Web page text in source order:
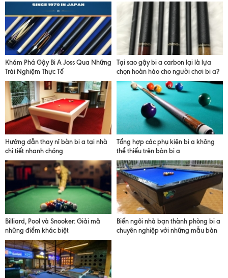
Khám Phá Gậy Bi A Joss Qua Những
Trải Nghiệm Thực Tế
Tại sao gậy bi a carbon lại là lựa
chọn hoàn hảo cho người chơi bi a?
Hướng dẫn thay nỉ bàn bi a tại nhà
chi tiết nhanh chóng
Tổng hợp các phụ kiện bi a không
thể thiếu trên bàn bi a
Billiard, Pool và Snooker: Giải mã
những điểm khác biệt
Biến ngôi nhà bạn thành phòng bi a
chuyên nghiệp với những mẫu bàn